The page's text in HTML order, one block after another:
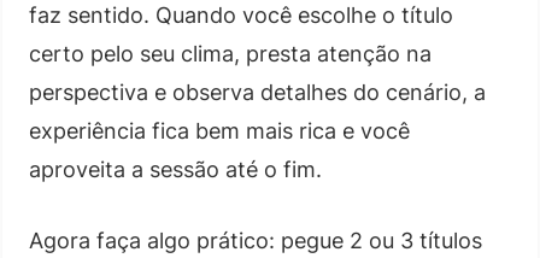
faz sentido. Quando você escolhe o título
certo pelo seu clima, presta atenção na
perspectiva e observa detalhes do cenário, a
experiência fica bem mais rica e você
aproveita a sessão até o fim.
Agora faça algo prático: pegue 2 ou 3 títulos